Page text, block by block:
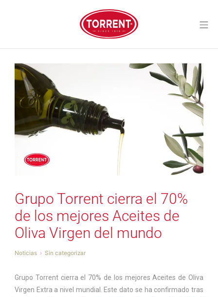
Torrent Closures
Grupo Torrent cierra el 70%
de los mejores Aceites de
Oliva Virgen del mundo
Noticias Sin categorizar
Grupo Torrent cierra el 70% de los mejores Aceites de Oliva
Virgen Extra a nivel mundial. Este dato se ha confirmado tras